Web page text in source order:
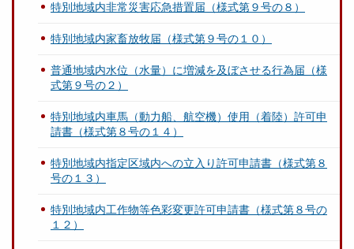
特別地域内非常災害応急措置届（様式第９号の８）
特別地域内家畜放牧届（様式第９号の１０）
普通地域内水位（水量）に増減を及ぼさせる行為届（様
式第９号の２）
特別地域内車馬（動力船、航空機）使用（着陸）許可申
請書（様式第８号の１４）
特別地域内指定区域内への立入り許可申請書（様式第８
号の１３）
特別地域内工作物等色彩変更許可申請書（様式第８号の
１２）